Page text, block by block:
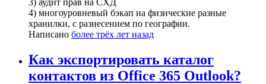
3) аудит прав на СХД
4) многоуровневый бэкап на физические разные
хранилки, с разнесением по географии.
Написано более трёх лет назад
Как экспортировать каталог
контактов из Office 365 Outlook?